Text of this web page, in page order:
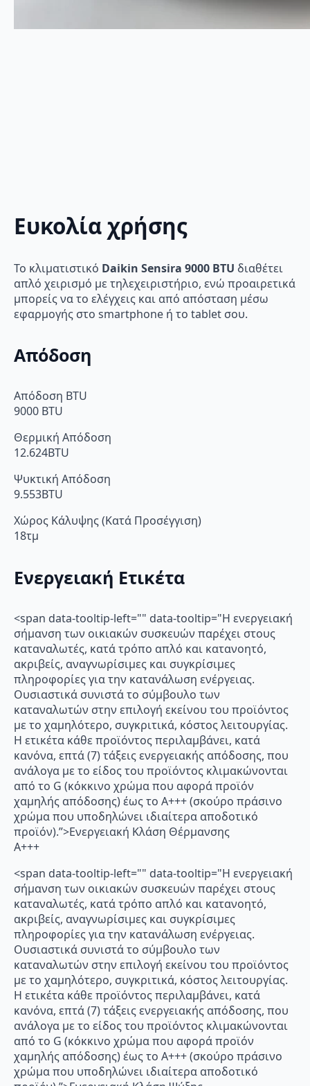
Ευκολία χρήσης
Το κλιματιστικό Daikin Sensira 9000 BTU διαθέτει
απλό χειρισμό με τηλεχειριστήριο, ενώ προαιρετικά
μπορείς να το ελέγχεις και από απόσταση μέσω
εφαρμογής στο smartphone ή το tablet σου.
Απόδοση
Απόδοση BTU
9000 BTU
Θερμική Απόδοση
12.624BTU
Ψυκτική Απόδοση
9.553BTU
Χώρος Κάλυψης (Κατά Προσέγγιση)
18τμ
Ενεργειακή Ετικέτα
<span data-tooltip-left="" data-tooltip="Η ενεργειακή
σήμανση των οικιακών συσκευών παρέχει στους
καταναλωτές, κατά τρόπο απλό και κατανοητό,
ακριβείς, αναγνωρίσιμες και συγκρίσιμες
πληροφορίες για την κατανάλωση ενέργειας.
Ουσιαστικά συνιστά το σύμβουλο των
καταναλωτών στην επιλογή εκείνου του προϊόντος
με το χαμηλότερο, συγκριτικά, κόστος λειτουργίας.
Η ετικέτα κάθε προϊόντος περιλαμβάνει, κατά
κανόνα, επτά (7) τάξεις ενεργειακής απόδοσης, που
ανάλογα με το είδος του προϊόντος κλιμακώνονται
από το G (κόκκινο χρώμα που αφορά προϊόν
χαμηλής απόδοσης) έως το Α+++ (σκούρο πράσινο
χρώμα που υποδηλώνει ιδιαίτερα αποδοτικό
προϊόν).”>Ενεργειακή Κλάση Θέρμανσης
A+++
<span data-tooltip-left="" data-tooltip="Η ενεργειακή
σήμανση των οικιακών συσκευών παρέχει στους
καταναλωτές, κατά τρόπο απλό και κατανοητό,
ακριβείς, αναγνωρίσιμες και συγκρίσιμες
πληροφορίες για την κατανάλωση ενέργειας.
Ουσιαστικά συνιστά το σύμβουλο των
καταναλωτών στην επιλογή εκείνου του προϊόντος
με το χαμηλότερο, συγκριτικά, κόστος λειτουργίας.
Η ετικέτα κάθε προϊόντος περιλαμβάνει, κατά
κανόνα, επτά (7) τάξεις ενεργειακής απόδοσης, που
ανάλογα με το είδος του προϊόντος κλιμακώνονται
από το G (κόκκινο χρώμα που αφορά προϊόν
χαμηλής απόδοσης) έως το Α+++ (σκούρο πράσινο
χρώμα που υποδηλώνει ιδιαίτερα αποδοτικό